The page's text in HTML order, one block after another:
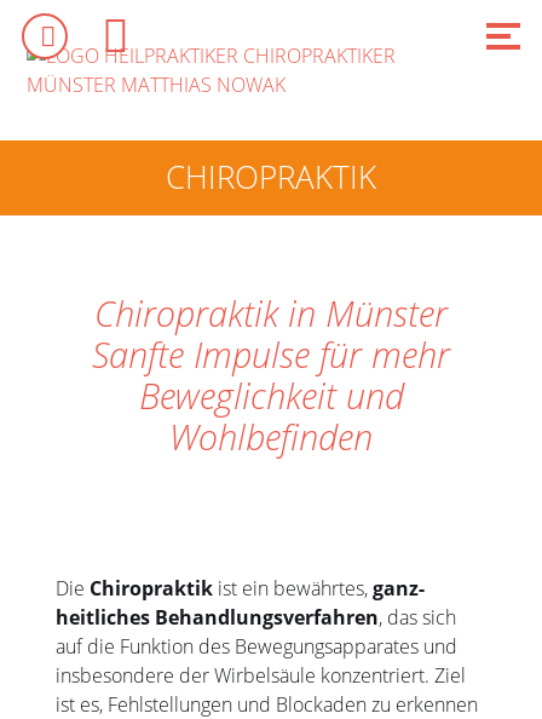
CHIROPRAKTIK
Chiropraktik in Münster
Sanfte Impulse für mehr
Beweglichkeit und
Wohlbefinden
Die Chiropraktik ist ein bewährtes,ganz­
heitliches Behand­lungs­verfahren, das sich
auf die Funktion des Bewegung­sapparates und
ins­besondere der Wirbel­säule konzentriert. Ziel
ist es, Fehl­stellungen und Blockaden zu erken­nen